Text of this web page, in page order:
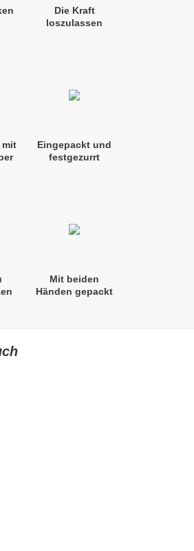
Die Kraft
loszulassen
mit
Eingepackt und
festgezurrt
Mit beiden
Händen gepackt